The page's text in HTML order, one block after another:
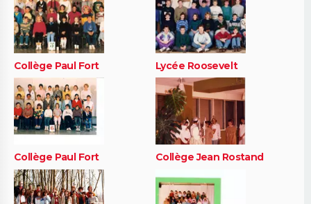
Collège Paul Fort Lycée Roosevelt
Collège Paul Fort Collège Jean Rostand